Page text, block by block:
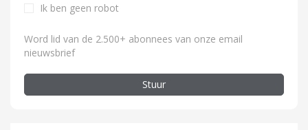
Ik ben geen robot
Word lid van de 2.500+ abonnees van onze email
nieuwsbrief
Stuur